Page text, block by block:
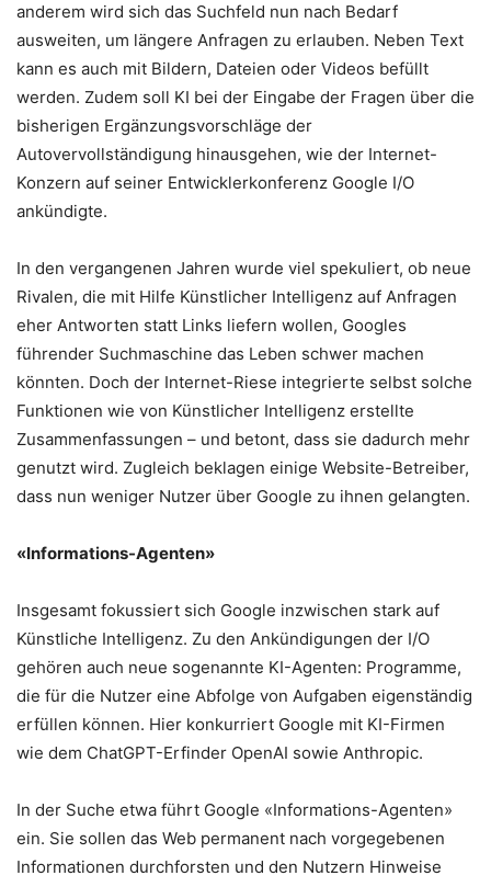
anderem wird sich das Suchfeld nun nach Bedarf
ausweiten, um längere Anfragen zu erlauben. Neben Text
kann es auch mit Bildern, Dateien oder Videos befüllt
werden. Zudem soll KI bei der Eingabe der Fragen über die
bisherigen Ergänzungsvorschläge der
Autovervollständigung hinausgehen, wie der Internet-
Konzern auf seiner Entwicklerkonferenz Google I/O
ankündigte.
In den vergangenen Jahren wurde viel spekuliert, ob neue
Rivalen, die mit Hilfe Künstlicher Intelligenz auf Anfragen
eher Antworten statt Links liefern wollen, Googles
führender Suchmaschine das Leben schwer machen
könnten. Doch der Internet-Riese integrierte selbst solche
Funktionen wie von Künstlicher Intelligenz erstellte
Zusammenfassungen – und betont, dass sie dadurch mehr
genutzt wird. Zugleich beklagen einige Website-Betreiber,
dass nun weniger Nutzer über Google zu ihnen gelangten.
«Informations-Agenten»
Insgesamt fokussiert sich Google inzwischen stark auf
Künstliche Intelligenz. Zu den Ankündigungen der I/O
gehören auch neue sogenannte KI-Agenten: Programme,
die für die Nutzer eine Abfolge von Aufgaben eigenständig
erfüllen können. Hier konkurriert Google mit KI-Firmen
wie dem ChatGPT-Erfinder OpenAI sowie Anthropic.
In der Suche etwa führt Google «Informations-Agenten»
ein. Sie sollen das Web permanent nach vorgegebenen
Informationen durchforsten und den Nutzern Hinweise